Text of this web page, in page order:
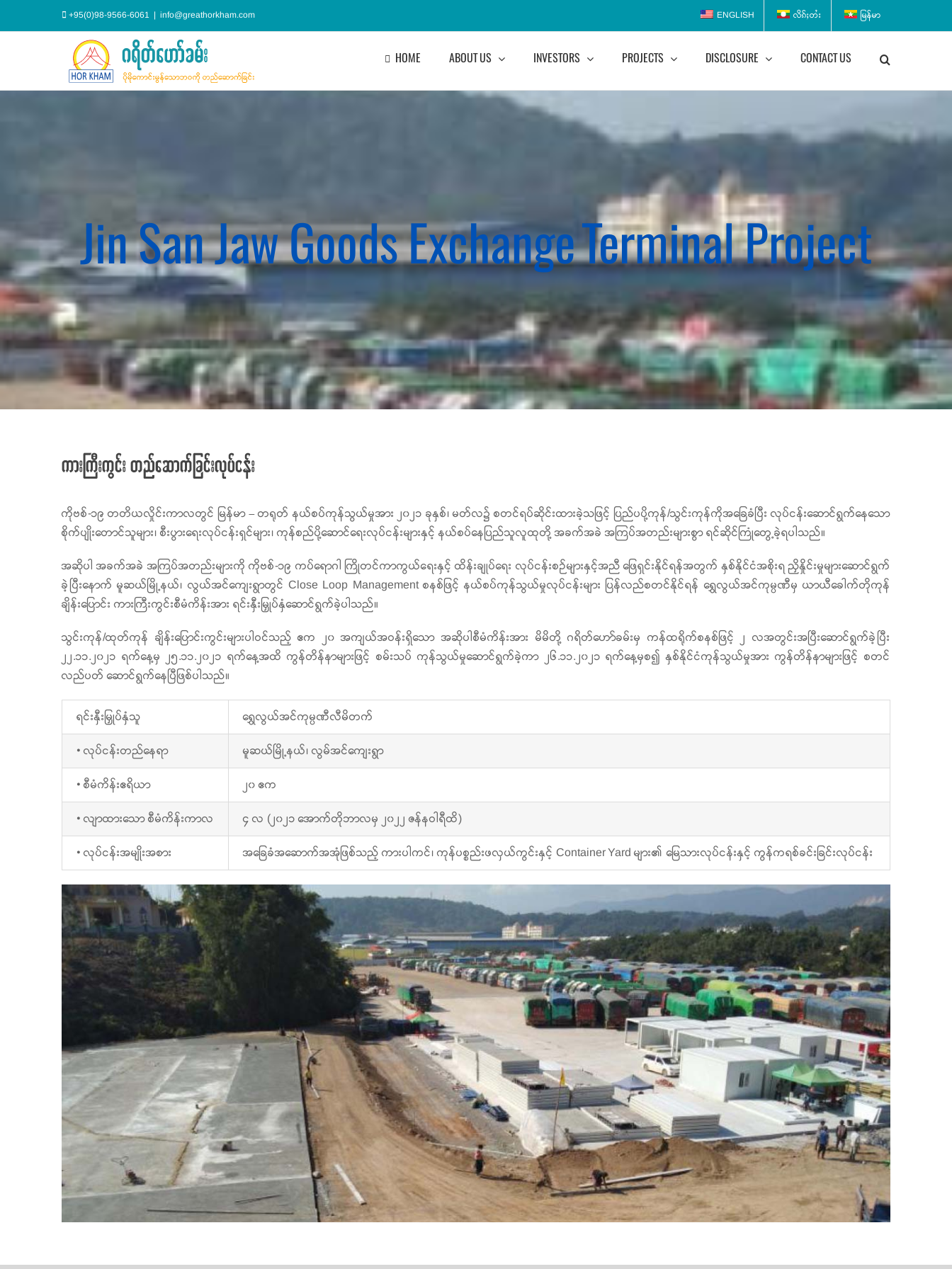
to
+95(0)98-9566-6061 | info@greathorkham.com ENGLISH လိၵ်ႈတႆး မြန်မာ
HOME ABOUT US INVESTORS PROJECTS DISCLOSURE CONTACT US
Jin San Jaw Goods Exchange Terminal Project
ကားကြီးကွင်း တည်ဆောက်ခြင်းလုပ်ငန်း
ကိုဗစ်-၁၉ တတိယလှိုင်းကာလတွင် မြန်မာ – တရုတ် နယ်စပ်ကုန်သွယ်မှုအား ၂၀၂၁ ခုနှစ်၊ မတ်လ၌ စတင်ရပ်ဆိုင်းထားခဲ့သဖြင့် ပြည်ပပို့ကုန်/သွင်းကုန်ကိုအခြေခံပြီး လုပ်ငန်းဆောင်ရွက်နေသော
စိုက်ပျိုးတောင်သူများ၊ စီးပွားရေးလုပ်ငန်းရှင်များ၊ ကုန်စည်ပို့ဆောင်ရေးလုပ်ငန်းများနှင့် နယ်စပ်နေပြည်သူလူထုတို့ အခက်အခဲ အကြပ်အတည်းများစွာ ရင်ဆိုင်ကြုံတွေ့ခဲ့ရပါသည်။
အဆိုပါ အခက်အခဲ အကြပ်အတည်းများကို ကိုဗစ်-၁၉ ကပ်ရောဂါ ကြိုတင်ကာကွယ်ရေးနှင့် ထိန်းချုပ်ရေး လုပ်ငန်းစဉ်များနှင့်အညီ ဖြေရှင်းနိုင်ရန်အတွက် နှစ်နိုင်ငံအစိုးရ ညှိနှိုင်းမှုများဆောင်ရွက်
ခဲ့ပြီးနောက် မူဆယ်မြို့နယ်၊ လွယ်အင်ကျေးရွာတွင် Close Loop Management စနစ်ဖြင့် နယ်စပ်ကုန်သွယ်မှုလုပ်ငန်းများ ပြန်လည်စတင်နိုင်ရန် ရွှေလွယ်အင်ကုမ္ပဏီမှ ယာယီခေါက်တိုကုန်
ချိန်းပြောင်း ကားကြီးကွင်းစီမံကိန်းအား ရင်းနှီးမြှုပ်နှံဆောင်ရွက်ခဲ့ပါသည်။
သွင်းကုန်/ထုတ်ကုန် ချိန်းပြောင်းကွင်းများပါဝင်သည့် ဧက ၂၀ အကျယ်အဝန်းရှိသော အဆိုပါစီမံကိန်းအား မိမိတို့ ဂရိတ်ဟော်ခမ်းမှ ကန်ထရိုက်စနစ်ဖြင့် ၂ လအတွင်းအပြီးဆောင်ရွက်ခဲ့ပြီး
၂၂.၁၁.၂၀၂၁ ရက်နေ့မှ ၂၅.၁၁.၂၀၂၁ ရက်နေ့အထိ ကွန်တိန်နာများဖြင့် စမ်းသပ် ကုန်သွယ်မှုဆောင်ရွက်ခဲ့ကာ ၂၆.၁၁.၂၀၂၁ ရက်နေ့မှစ၍ နှစ်နိုင်ငံကုန်သွယ်မှုအား ကွန်တိန်နာများဖြင့် စတင်
လည်ပတ် ဆောင်ရွက်နေပြီဖြစ်ပါသည်။
ရင်းနှီးမြှုပ်နှံသူ ရွှေလွယ်အင်ကုမ္ပဏီလီမိတက်
• လုပ်ငန်းတည်နေရာ မူဆယ်မြို့နယ်၊ လွမ်အင်ကျေးရွာ
• စီမံကိန်းဧရိယာ ၂၀ ဧက
• လျာထားသော စီမံကိန်းကာလ ၄ လ (၂၀၂၁ အောက်တိုဘာလမှ ၂၀၂၂ ဇန်နဝါရီထိ)
• လုပ်ငန်းအမျိုးအစား အခြေခံအဆောက်အအုံဖြစ်သည့် ကားပါကင်၊ ကုန်ပစ္စည်းဖလှယ်ကွင်းနှင့် Container Yard များ၏ မြေသားလုပ်ငန်းနှင့် ကွန်ကရစ်ခင်းခြင်းလုပ်ငန်း